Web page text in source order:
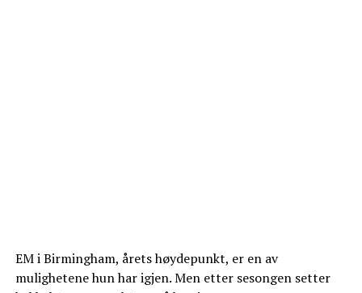
EM i Birmingham, årets høydepunkt, er en av
mulighetene hun har igjen. Men etter sesongen setter